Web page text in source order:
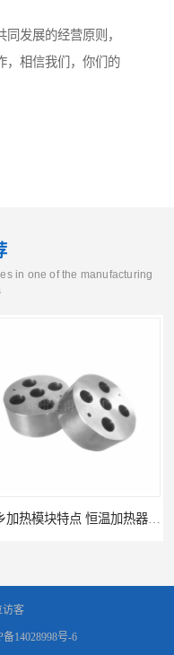
发展的经营原则，
，相信我们，你们的
in one of the manufacturing
访客
备14028998号-6